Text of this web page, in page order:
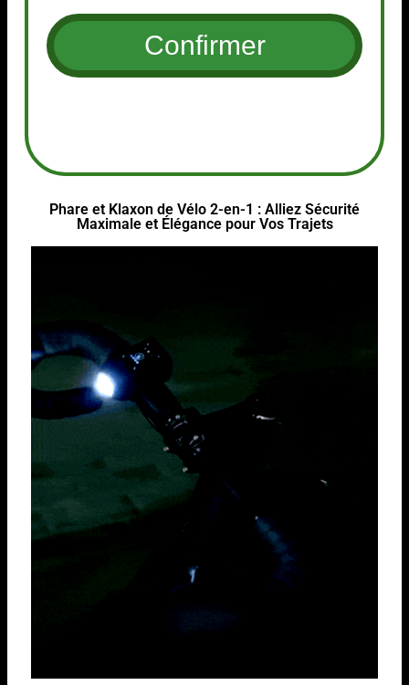
Phare et Klaxon de Vélo 2-en-1 : Alliez Sécurité
Maximale et Élégance pour Vos Trajets